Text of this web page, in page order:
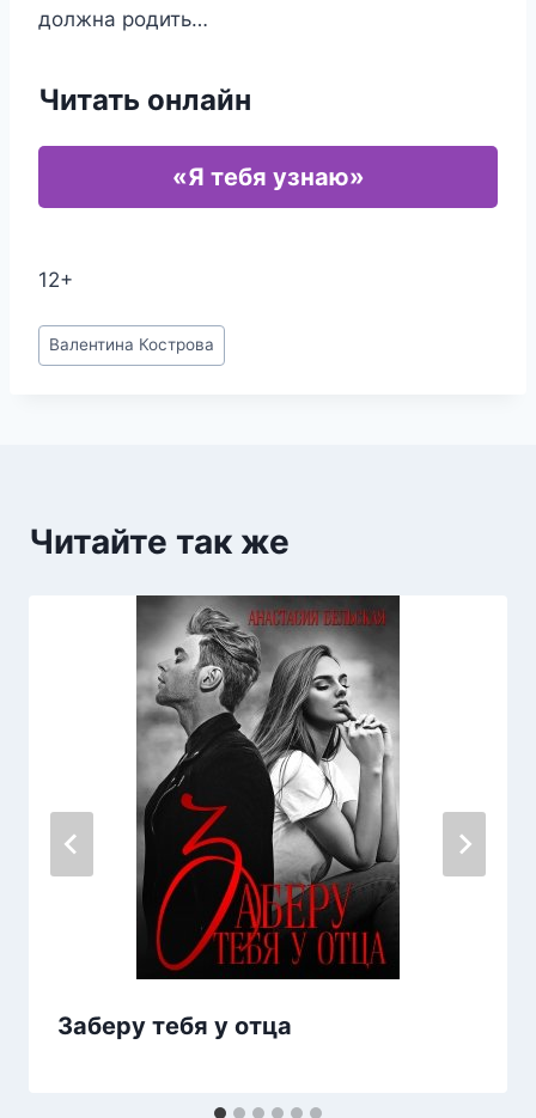
должна родить…
Читать онлайн
«Я тебя узнаю»
12+
Метки
записи:
Валентина Кострова
Читайте так же
Заберу тебя у отца